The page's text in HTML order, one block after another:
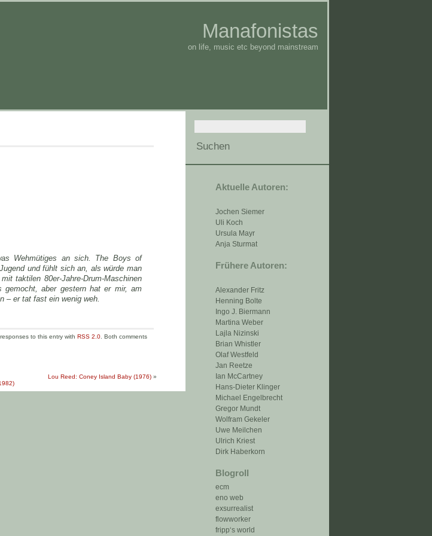
Manafonistas
on life, music etc beyond mainstream
Aktuelle Autoren:
Jochen Siemer
Uli Koch
Ursula Mayr
Anja Sturmat
Frühere Autoren:
Alexander Fritz
Henning Bolte
Ingo J. Biermann
Martina Weber
Lajla Nizinski
Brian Whistler
Olaf Westfeld
Jan Reetze
Ian McCartney
Hans-Dieter Klinger
Michael Engelbrecht
Gregor Mundt
Wolfram Gekeler
Uwe Meilchen
Ulrich Kriest
Dirk Haberkorn
Blogroll
ecm
eno web
exsurrealist
flowworker
fripp‘s world
Wehmütiges an sich. The Boys of
und fühlt sich an, als würde man
taktilen 80er-Jahre-Drum-Maschinen
gemocht, aber gestern hat er mir, am
– er tat fast ein wenig weh.
to this entry with RSS 2.0 . Both comments
Lou Reed: Coney Island Baby (1976) »